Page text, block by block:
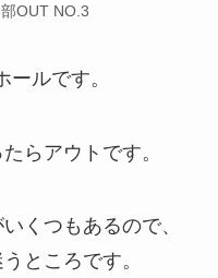
OUT NO.3
ルです。
らアウトです。
くつもあるので、
ところです。